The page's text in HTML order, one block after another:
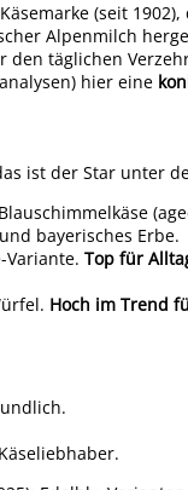
(seit
Alpenmilch
täglichen
hier eine
ist der Star unter
bayerisches Erbe.
Variante. Top für
Hoch im Trend